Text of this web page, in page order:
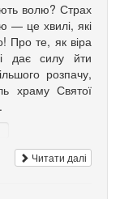
волю? Страх
— це хвилі, які
Про те, як віра
дає силу йти
розпачу,
храму Святої
Читати далі